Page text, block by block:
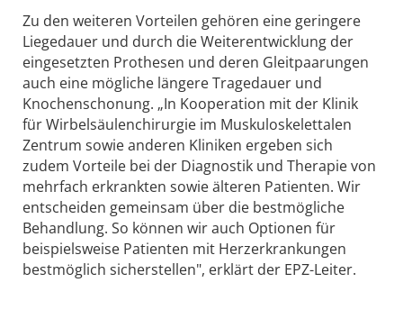
Zu den weiteren Vorteilen gehören eine geringere
Liegedauer und durch die Weiterentwicklung der
eingesetzten Prothesen und deren Gleitpaarungen
auch eine mögliche längere Tragedauer und
Knochenschonung. „In Kooperation mit der Klinik
für Wirbelsäulenchirurgie im Muskuloskelettalen
Zentrum sowie anderen Kliniken ergeben sich
zudem Vorteile bei der Diagnostik und Therapie von
mehrfach erkrankten sowie älteren Patienten. Wir
entscheiden gemeinsam über die bestmögliche
Behandlung. So können wir auch Optionen für
beispielsweise Patienten mit Herzerkrankungen
bestmöglich sicherstellen", erklärt der EPZ-Leiter.